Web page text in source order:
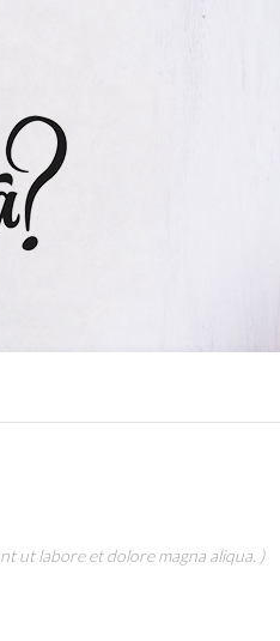
ut labore et dolore magna aliqua. )